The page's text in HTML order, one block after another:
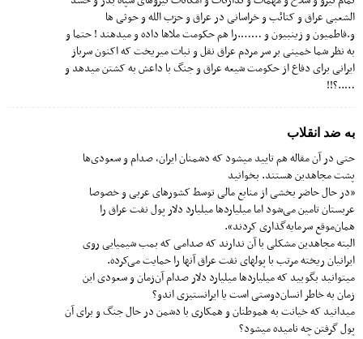
الشعبی عراق و کتائب و خراسانی در عراق و حزب الله و حوثی ها
و.فاطمیون و زینبیون و …….را هم حکومت ملاها داده و میدهند ! حتما و
به نظر شما خمینی بر سر مردم عراق نقل و نبات میریخت که اکنون سرباز
ایرانی برای دفاع از حکومت شیعه عراق و جنگ با داعش به کشتن میدهد و
…..؟!!
به ضد انقلاب
حتی در آن مقاله هم تایید میشود که دشمنان ایران، صدام و سعودی‌ها
پشت مجاهدین هستند. بخوانید
«در حال حاضر بخشی از منابع مالی توسط کشورهای عربی و خصوصا
عربستان تامین می‌شود اما میلیاردها میلیارد دلار پول نفت عراق را
همان‌موقع سرمایه‌گذاری کردند».
البته مجاهدین مشکلی با آن ندارند که صدامی که بمب شیمیایی روی
ایرانیان ریخته مرتب با پولهای نفت عراق آنها را حمایت می‌کرده.
میتوانید بگویید که میلیاردها میلیارد دلار صدام آن‌زمان و سعودی این
زمان به خاطر انسان‌دوستی است یا ایرانستیزی اندو؟
میدانید که خیانت به هموطنان و همکاری با دشمن در حال جنگ و برای آن
پول گرفتن چه نامیده میشود؟